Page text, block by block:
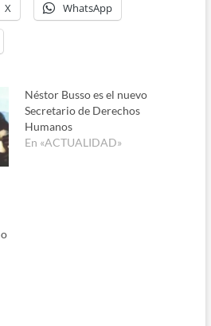
X WhatsApp
Néstor Busso es el nuevo
Secretario de Derechos
Humanos
En «ACTUALIDAD»